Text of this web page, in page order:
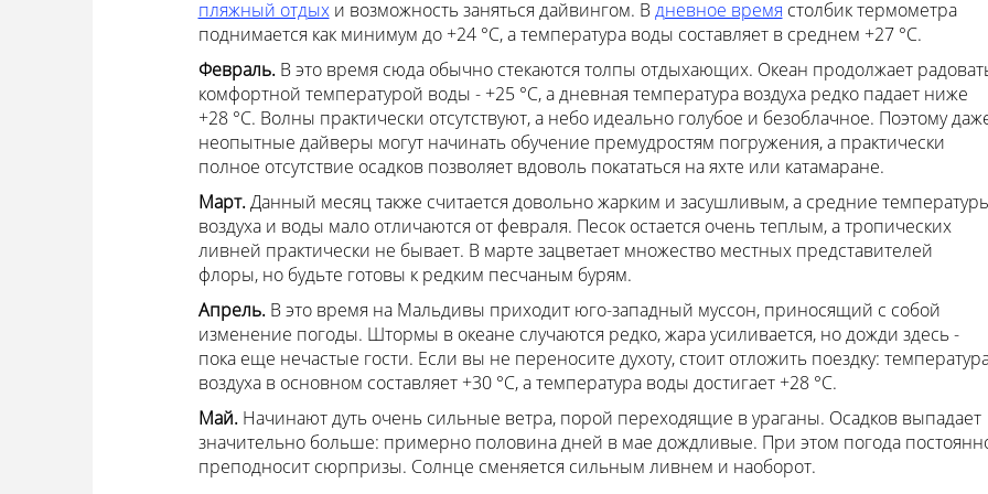
пляжный отдыхи возможность заняться дайвингом. Вдневное время столбик термометра
поднимается как минимум до +24 °С, а температура воды составляет в среднем +27 °С.
Февраль. В это время сюда обычно стекаются толпы отдыхающих. Океан продолжает
комфортной температурой воды - +25 °С, а дневная температура воздуха редко падает ниже
+28 °С. Волны практически отсутствуют, а небо идеально голубое и безоблачное. Поэтому
неопытные дайверы могут начинать обучение премудростям погружения, а практически
полное отсутствие осадков позволяет вдоволь покататься на яхте или катамаране.
Март.Данный месяц также считается довольно жарким и засушливым, а средние
воздуха и воды мало отличаются от февраля. Песок остается очень теплым, а тропических
ливней практически не бывает. В марте зацветает множество местных представителей
флоры, но будьте готовы к редким песчаным бурям.
Апрель. В это время на Мальдивы приходит юго-западный муссон, приносящий с собой
изменение погоды. Штормы в океане случаются редко, жара усиливается, но дожди здесь -
пока еще нечастые гости. Если вы не переносите духоту, стоит отложить поездку:
воздуха в основном составляет +30 °С, а температура воды достигает +28 °С.
Май. Начинают дуть очень сильные ветра, порой переходящие в ураганы. Осадков выпадает
значительно больше: примерно половина дней в мае дождливые. При этом погода
преподносит сюрпризы. Солнце сменяется сильным ливнем и наоборот.